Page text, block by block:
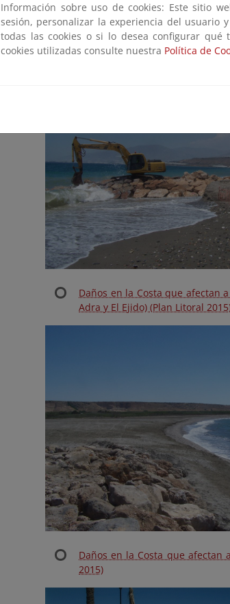
Obras de emergencia para
2015 (Terminada, 2016)
Daños en la Costa que afectan
Adra y El Ejido) (Plan Litoral
Daños en la Costa que afectan
2015)
Información sobre uso de cookies: Este sitio
sesión, personalizar la experiencia del usuario
todas las cookies o si lo desea configurar
cookies utilizadas consulte nuestra Política de